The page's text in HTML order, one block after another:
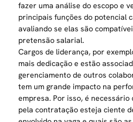
fazer uma análise do escopo e
principais funções do potencial
avaliando se elas são
pretensão salarial.
Cargos de liderança, por
mais dedicação e estão
gerenciamento de outros
tem um grande impacto na
empresa. Por isso, é necessário
pela contratação esteja ciente